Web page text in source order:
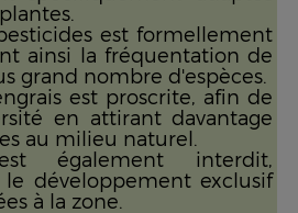
est formellement
ainsi la fréquentation de
grand nombre d'espèces.
est proscrite, afin de
en attirant davantage
au milieu naturel.
également interdit,
développement exclusif
à la zone.